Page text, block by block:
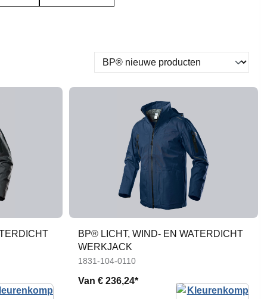
BP® LICHT, WIND- EN WATERDICHT
WERKJACK
1831-104-0110
Van€ 236,24*